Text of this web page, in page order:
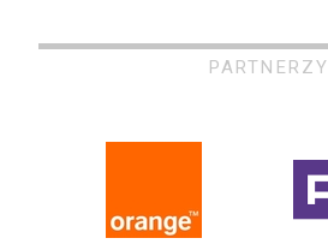
PARTNERZY